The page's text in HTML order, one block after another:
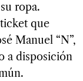
ropa.
que
Manuel “N”,
a disposición